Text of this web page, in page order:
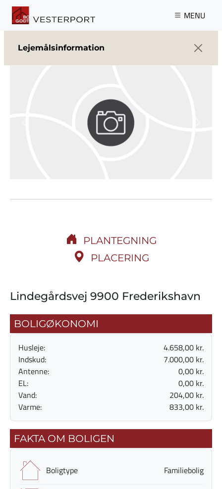
Gå til hovedindhold
MENU
Lejemålsinformation
Lindegårdsvej 9900 Frederikshavn
BOLIGØKONOMI
Husleje:
4.658,00 kr.
Indskud:
7.000,00 kr.
Antenne:
0,00 kr.
EL:
0,00 kr.
Vand:
204,00 kr.
Varme:
833,00 kr.
FAKTA OM BOLIGEN
Boligtype Familiebolig
PLANTEGNING
PLACERING